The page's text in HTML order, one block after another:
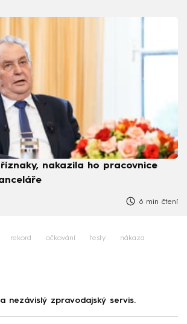
nakazila ho pracovnice
6 min čtení
rekord očkování testy nákaza
nezávislý zpravodajský servis.